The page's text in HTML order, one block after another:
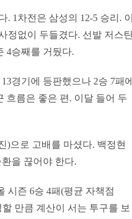
1차전은 삼성의 12-5 승리. 이
정없이 두들겼다. 선발 저스틴
4승째를 거뒀다.
경기에 등판했으나 2승 7패에
흐름은 좋은 편. 이달 들어 두
)으로 고배를 마셨다. 백정현
을 끊어야 한다.
시즌 6승 4패(평균 자책점
만큼 계산이 서는 투구를 보